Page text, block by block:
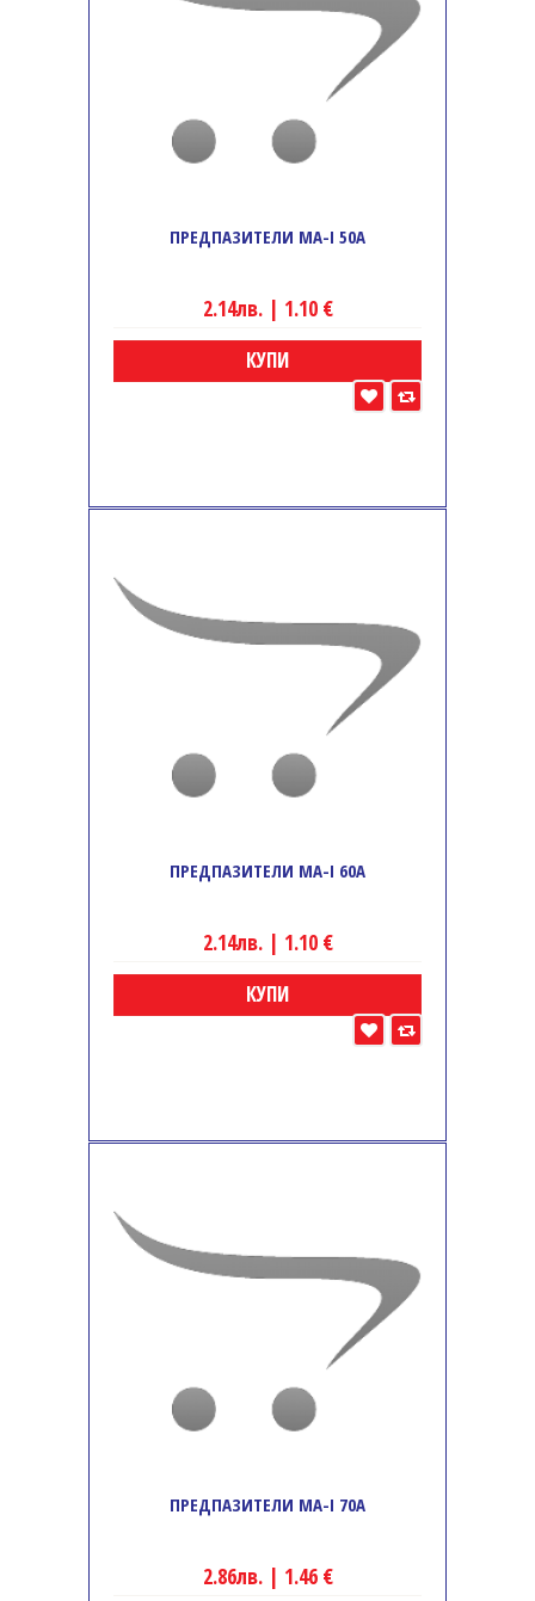
ПРЕДПАЗИТЕЛИ MA-I 50A
2.14лв. | 1.10 €
КУПИ
ПРЕДПАЗИТЕЛИ MA-I 60A
2.14лв. | 1.10 €
КУПИ
ПРЕДПАЗИТЕЛИ MA-I 70A
2.86лв. | 1.46 €